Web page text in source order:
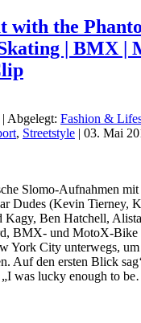
with the
| BMX |
| Abgelegt: Fashion &
, Streetstyle | 03. Mai
Slomo-Aufnahmen
Dudes (Kevin Tierney,
Kagy, Ben Hatchell,
BMX- und MotoX-Bike
York City unterwegs, um
Auf den ersten Blick
„I was lucky enough to